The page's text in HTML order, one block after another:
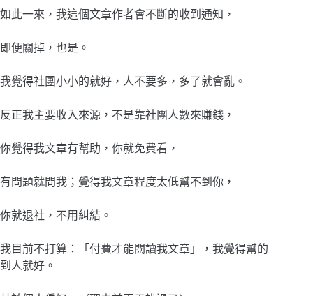
如此一來，我這個文章作者會不斷的收到通知，
即便關掉，也是。
我覺得社團小小的就好，人不要多，多了就會亂。
反正我主要收入來源，不是靠社團人數來賺錢，
你覺得我文章有幫助，你就免費看，
有問題就問我；覺得我文章程度太低幫不到你，
你就退社，不用糾結。
我目前不打算：「付費才能閱讀我文章」，我覺得幫的
到人就好。